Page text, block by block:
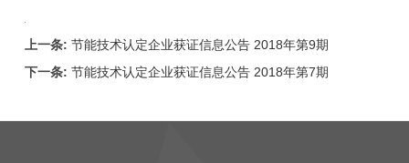
上一条: 节能技术认定企业获证信息公告 2018年第9期
下一条: 节能技术认定企业获证信息公告 2018年第7期